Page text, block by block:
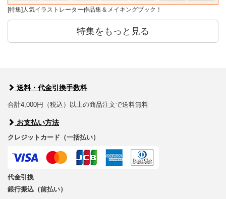
[特集]人気イラストレーター作品集＆メイキングブック！
特集をもっと見る
送料・代金引換手数料
合計4,000円（税込）以上の商品注文で送料無料
お支払い方法
クレジットカード（一括払い）
代金引換
銀行振込（前払い）